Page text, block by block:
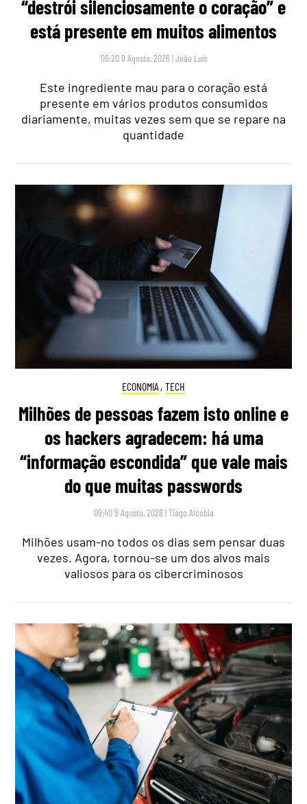
“destrói silenciosamente o coração” e
está presente em muitos alimentos
08:20 9 Agosto, 2026 |João Luís
Este ingrediente mau para o coração está
presente em vários produtos consumidos
diariamente, muitas vezes sem que se repare na
quantidade
ECONOMIA , TECH
Milhões de pessoas fazem isto online e
os hackers agradecem: há uma
“informação escondida” que vale mais
do que muitas passwords
09:40 9 Agosto, 2026 |Tiago Alcobia
Milhões usam-no todos os dias sem pensar duas
vezes. Agora, tornou-se um dos alvos mais
valiosos para os cibercriminosos